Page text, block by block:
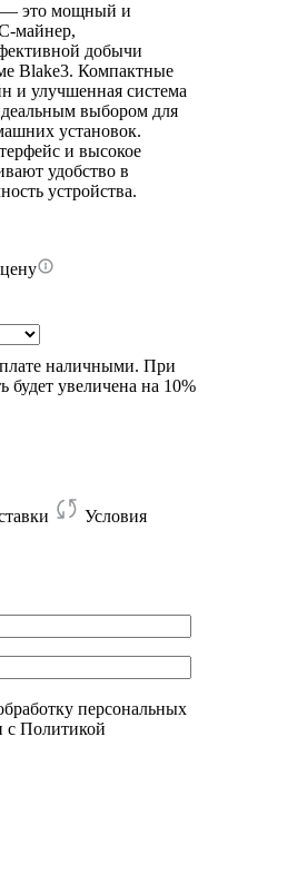
— это мощный и
майнер,
добычи
Blake3. Компактные
и улучшенная система
выбором для
установок.
и высокое
удобство в
устройства.
наличными. При
будет увеличена на 10%
Условия
персональных
с Политикой